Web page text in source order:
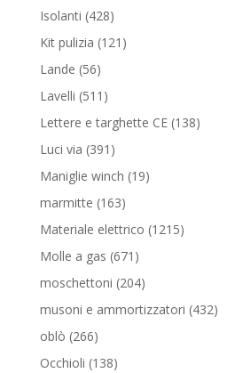
Isolanti 428428
prodotti
Kit pulizia 121 121
Lande 5656
prodotti
Lavelli 511 511
prodotti
Lettere e targhette CE 138138
Luci via 391 391
prodotti
Maniglie winch 1919
marmitte 163163
prodotti
Materiale elettrico 12151215
Molle a gas 671 671
prodotti
moschettoni 204204
prodotti
musoni e ammortizzatori 432432
oblò 266266
prodotti
Occhioli 138138